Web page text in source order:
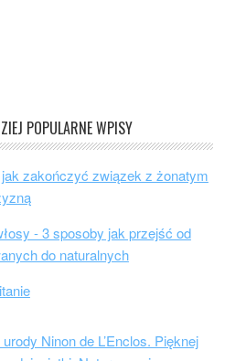
POPULARNE WPISY
zakończyć związek z żonatym
- 3 sposoby jak przejść od
do naturalnych
Ninon de L’Enclos. Pięknej